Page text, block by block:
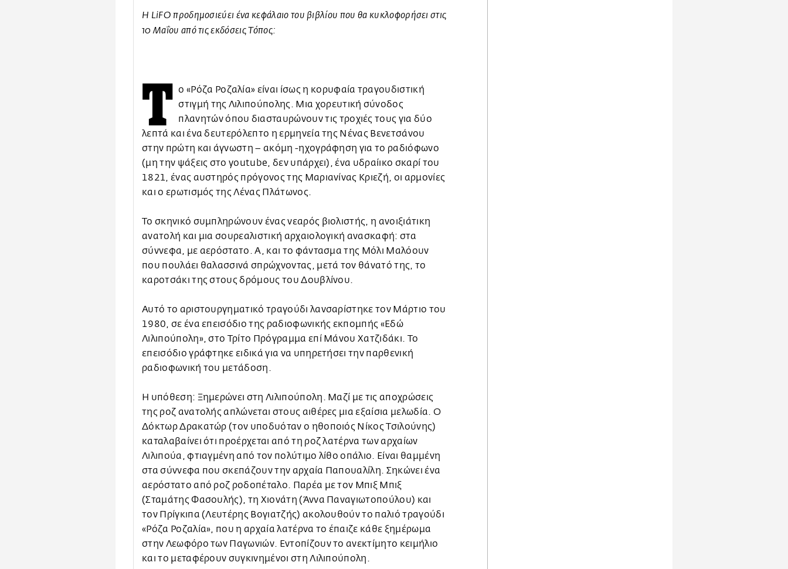
Η LiFO προδημοσιεύει ένα κεφάλαιο του βιβλίου που θα κυκλοφορήσει στις
10 Μαΐου από τις εκδόσεις Τόπος:
Τ ο «Ρόζα Ροζαλία» είναι ίσως η κορυφαία τραγουδιστική
στιγμή της Λιλιπούπολης. Μια χορευτική σύνοδος
πλανητών όπου διασταυρώνουν τις τροχιές τους για δύο
λεπτά και ένα δευτερόλεπτο η ερμηνεία της Νένας Βενετσάνου
στην πρώτη και άγνωστη – ακόμη -ηχογράφηση για το ραδιόφωνο
(μη την ψάξεις στο youtube, δεν υπάρχει), ένα υδραίικο σκαρί του
1821, ένας αυστηρός πρόγονος της Μαριανίνας Κριεζή, οι αρμονίες
και ο ερωτισμός της Λένας Πλάτωνος.
Το σκηνικό συμπληρώνουν ένας νεαρός βιολιστής, η ανοιξιάτικη
ανατολή και μια σουρεαλιστική αρχαιολογική ανασκαφή: στα
σύννεφα, με αερόστατο. Α, και το φάντασμα της Μόλι Μαλόουν
που πουλάει θαλασσινά σπρώχνοντας, μετά τον θάνατό της, το
καροτσάκι της στους δρόμους του Δουβλίνου.
Αυτό το αριστουργηματικό τραγούδι λανσαρίστηκε τον Μάρτιο του
1980, σε ένα επεισόδιο της ραδιοφωνικής εκπομπής «Εδώ
Λιλιπούπολη», στο Τρίτο Πρόγραμμα επί Μάνου Χατζιδάκι. Το
επεισόδιο γράφτηκε ειδικά για να υπηρετήσει την παρθενική
ραδιοφωνική του μετάδοση.
Η υπόθεση: Ξημερώνει στη Λιλιπούπολη. Μαζί με τις αποχρώσεις
της ροζ ανατολής απλώνεται στους αιθέρες μια εξαίσια μελωδία. Ο
Δόκτωρ Δρακατώρ (τον υποδυόταν ο ηθοποιός Νίκος Τσιλούνης)
καταλαβαίνει ότι προέρχεται από τη ροζ λατέρνα των αρχαίων
Λιλιπούα, φτιαγμένη από τον πολύτιμο λίθο οπάλιο. Είναι θαμμένη
στα σύννεφα που σκεπάζουν την αρχαία Παπουαλίλη. Σηκώνει ένα
αερόστατο από ροζ ροδοπέταλο. Παρέα με τον Μπιξ Μπιξ
(Σταμάτης Φασουλής), τη Χιονάτη (Άννα Παναγιωτοπούλου) και
τον Πρίγκιπα (Λευτέρης Βογιατζής) ακολουθούν το παλιό τραγούδι
«Ρόζα Ροζαλία», που η αρχαία λατέρνα το έπαιζε κάθε ξημέρωμα
στην Λεωφόρο των Παγωνιών. Εντοπίζουν το ανεκτίμητο κειμήλιο
και τo μεταφέρουν συγκινημένοι στη Λιλιπούπολη.